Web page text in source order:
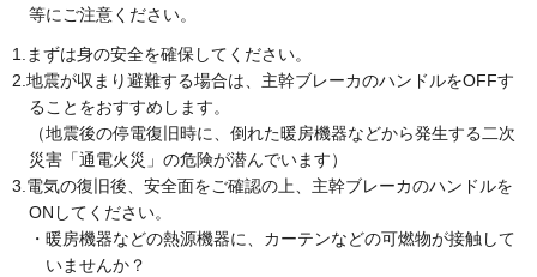
等にご注意ください。
1.まずは身の安全を確保してください。
2.地震が収まり避難する場合は、主幹ブレーカのハンドルをOFFす
ることをおすすめします。
（地震後の停電復旧時に、倒れた暖房機器などから発生する二次
災害「通電火災」の危険が潜んでいます）
3.電気の復旧後、安全面をご確認の上、主幹ブレーカのハンドルを
ONしてください。
・暖房機器などの熱源機器に、カーテンなどの可燃物が接触して
いませんか？